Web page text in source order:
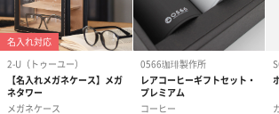
自然のお花で作ったドライフラワー・プリザ
梱します。
一部花材が写真と異なる場合がございます。予
い。パッケージに入れてお届けします。